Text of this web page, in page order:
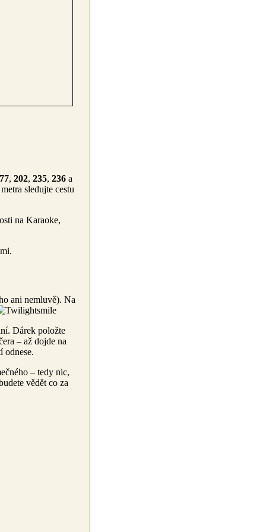
, 202, 235, 236 a
sledujte cestu
na Karaoke,
ani nemluvě). Na
Dárek položte
– až dojde na
odnese.
– tedy nic,
vědět co za